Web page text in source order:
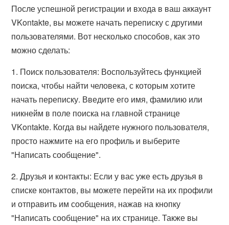
После успешной регистрации и входа в ваш аккаунт
VKontakte, вы можете начать переписку с другими
пользователями. Вот несколько способов, как это
можно сделать:
1. Поиск пользователя: Воспользуйтесь функцией
поиска, чтобы найти человека, с которым хотите
начать переписку. Введите его имя, фамилию или
никнейм в поле поиска на главной странице
VKontakte. Когда вы найдете нужного пользователя,
просто нажмите на его профиль и выберите
"Написать сообщение".
2. Друзья и контакты: Если у вас уже есть друзья в
списке контактов, вы можете перейти на их профили
и отправить им сообщения, нажав на кнопку
"Написать сообщение" на их странице. Также вы